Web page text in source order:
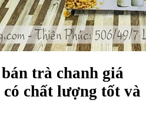
trà chanh giá
chất lượng tốt và